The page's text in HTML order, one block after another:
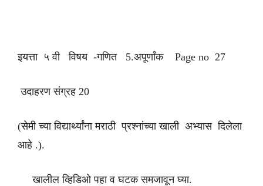
इयत्ता ५ वी विषय -गणित 5.अपूर्णांक Page no 27
उदाहरण संग्रह 20
(सेमी च्या विद्यार्थ्यांना मराठी प्रश्नांच्या खाली अभ्यास दिलेला
आहे .).
खालील व्हिडिओ पहा व घटक समजावून घ्या.